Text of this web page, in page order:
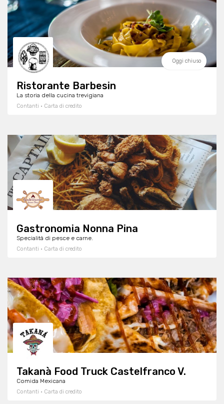
Oggi chiuso
Ristorante Barbesin
La storia della cucina trevigiana
Contanti · Carta di credito
Gastronomia Nonna Pina
Specialità di pesce e carne.
Contanti · Carta di credito
Takanà Food Truck Castelfranco V.
Comida Mexicana
Contanti · Carta di credito